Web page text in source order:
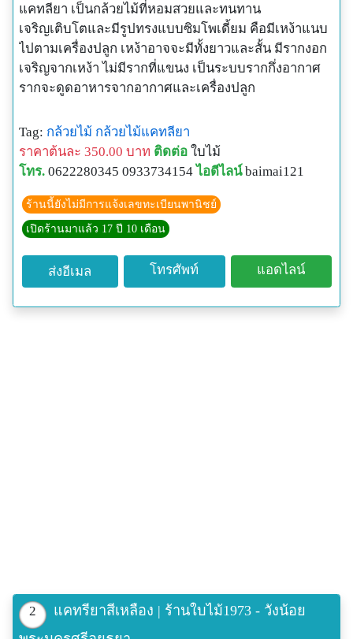
แคทลียา เป็นกล้วยไม้ที่หอมสวยและทนทาน
เจริญเติบโตและมีรูปทรงแบบซิมโพเดี้ยม คือมีเหง้าแนบ
ไปตามเครื่องปลูก เหง้าอาจจะมีทั้งยาวและสั้น มีรากงอก
เจริญจากเหง้า ไม่มีรากที่แขนง เป็นระบบรากกึ่งอากาศ
รากจะดูดอาหารจากอากาศและเครื่องปลูก
Tag: กล้วยไม้ กล้วยไม้แคทลียา
ราคาต้นละ 350.00 บาท ติดต่อ ใบไม้
โทร. 0622280345 0933734154 ไอดีไลน์ baimai121
ร้านนี้ยังไม่มีการแจ้งเลขทะเบียนพานิชย์
เปิดร้านมาแล้ว 17 ปี 10 เดือน
ส่งอีเมล โทรศัพท์ แอดไลน์
2
แคทรียาสีเหลือง | ร้านใบไม้1973 - วังน้อย